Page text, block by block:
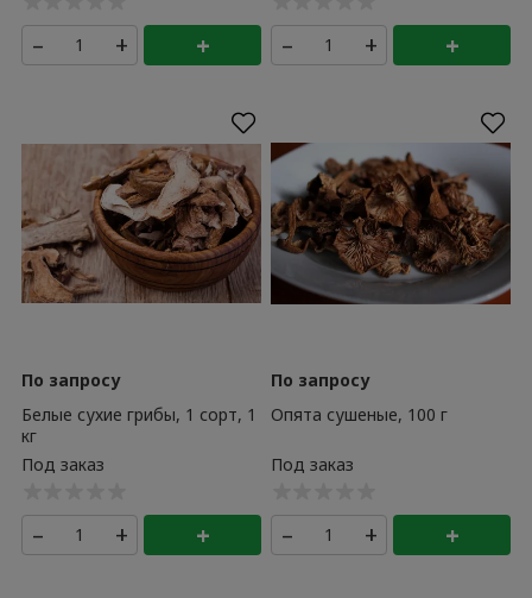
– + + – + +
По запросу
Белые сухие грибы, 1 сорт, 1
кг
– + +
По запросу
Опята сушеные, 100 г
– + +